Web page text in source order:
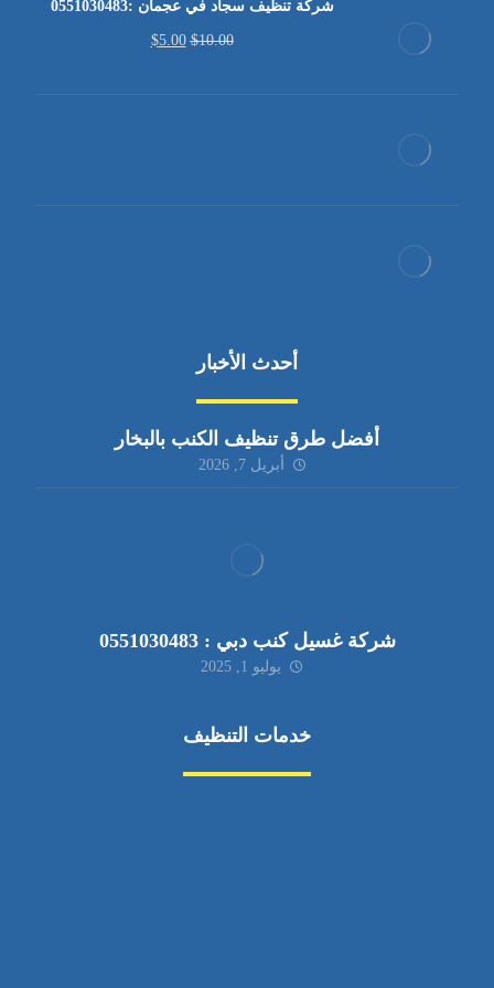
شركة تنظيف سجاد في عجمان :0551030483
$10.00
$5.00
أحدث الأخبار
أفضل طرق تنظيف الكنب بالبخار
أبريل 7, 2026
شركة غسيل كنب دبي : 0551030483
يوليو 1, 2025
خدمات التنظيف